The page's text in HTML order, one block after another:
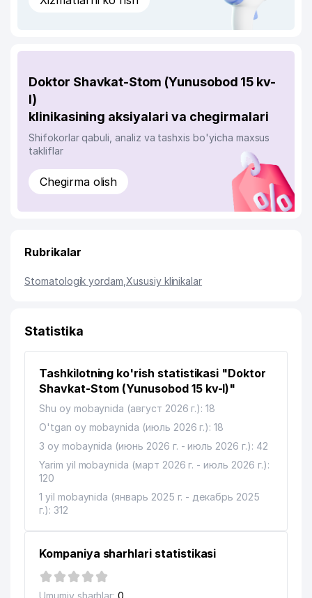
Doktor Shavkat-Stom (Yunusobod 15 kv-
l)
klinikasining aksiyalari va chegirmalari
Shifokorlar qabuli, analiz va tashxis bo'yicha maxsus
takliflar
Chegirma olish
Rubrikalar
Stomatologik yordam Xususiy klinikalar
Statistika
Tashkilotning ko'rish statistikasi "Doktor
Shavkat-Stom (Yunusobod 15 kv-l)"
Shu oy mobaynida (август 2026 г.): 18
O'tgan oy mobaynida (июль 2026 г.): 18
3 oy mobaynida (июнь 2026 г. - июль 2026 г.): 42
Yarim yil mobaynida (март 2026 г. - июль 2026 г.):
120
1 yil mobaynida (январь 2025 г. - декабрь 2025
г.): 312
Kompaniya sharhlari statistikasi
Umumiy sharhlar: 0